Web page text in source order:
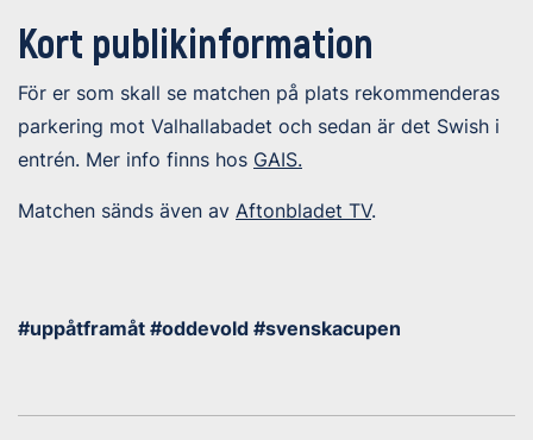
Kort publikinformation
För er som skall se matchen på plats rekommenderas
parkering mot Valhallabadet och sedan är det Swish i
entrén. Mer info finns hos GAIS.
Matchen sänds även av Aftonbladet TV.
#uppåtframåt #oddevold #svenskacupen